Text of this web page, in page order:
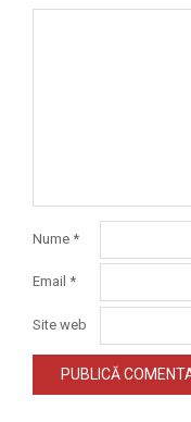
Nume *
Email *
Site web